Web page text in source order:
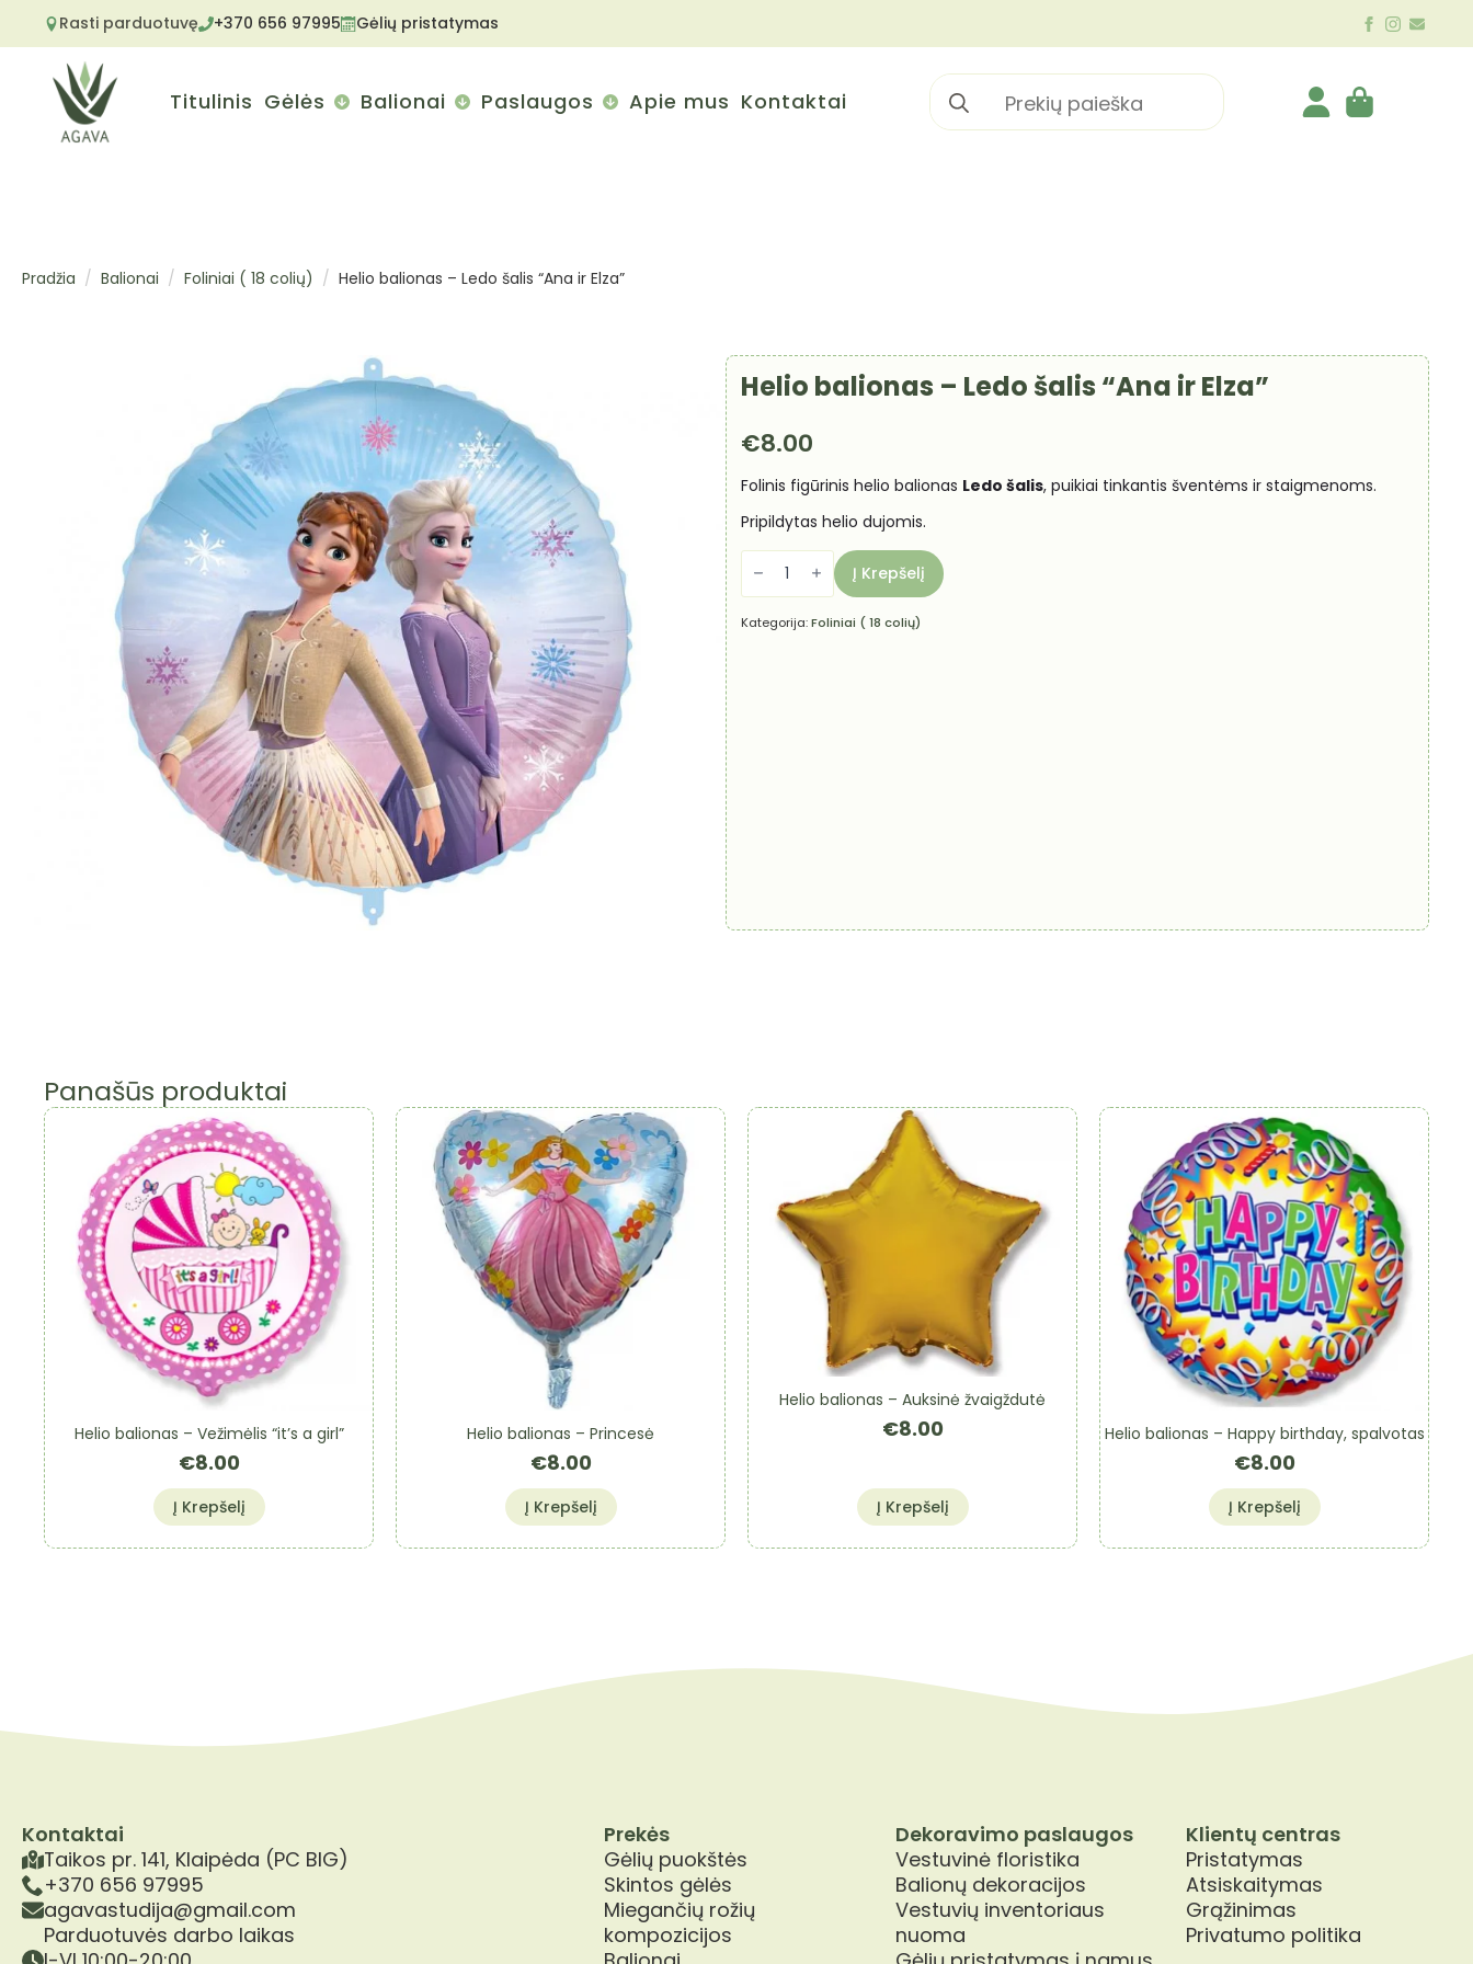
Rasti parduotuvę +370 656 97995 Gėlių pristatymas
Titulinis Gėlės Balionai Paslaugos Apie mus Kontaktai
Search
for:
Pradžia Balionai Foliniai ( 18 colių) Helio balionas – Ledo šalis “Ana ir Elza”
Helio balionas – Ledo šalis “Ana ir Elza”
€8.00
Folinis figūrinis helio balionas Ledo šalis, puikiai tinkantis šventėms ir staigmenoms.
Pripildytas helio dujomis.
produkto
kiekis:
balionas
-
Ledo
Į Krepšelį
Kategorija:Foliniai ( 18 colių)
Panašūs produktai
Helio balionas – Vežimėlis “it’s a girl”
€8.00
Į Krepšelį
Helio balionas – Princesė
€8.00
Į Krepšelį
Helio balionas – Auksinė žvaigždutė
€8.00
Į Krepšelį
Helio balionas – Happy birthday, spalvotas
€8.00
Į Krepšelį
Kontaktai
Taikos pr. 141, Klaipėda (PC BIG)
+370 656 97995
agavastudija@gmail.com
Parduotuvės darbo laikas
Prekės
Gėlių puokštės
Skintos gėlės
Miegančių rožių
kompozicijos
Dekoravimo paslaugos
Vestuvinė floristika
Balionų dekoracijos
Vestuvių inventoriaus
nuoma
Klientų centras
Pristatymas
Atsiskaitymas
Grąžinimas
Privatumo politika